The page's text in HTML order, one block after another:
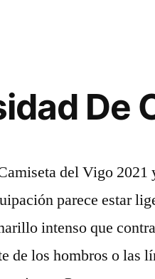
De
del Vigo 2021
parece estar
intenso que
de los hombros o las